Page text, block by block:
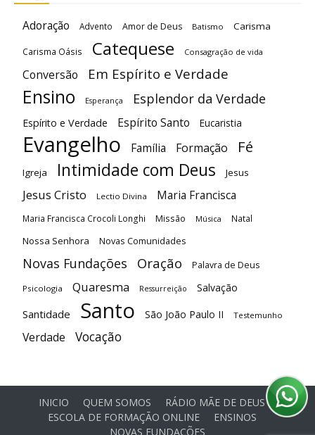
Adoração Advento Amor de Deus Batismo Carisma
Carisma Oásis Catequese Consagração de vida
Conversão Em Espírito e Verdade
Ensino Esperança Esplendor da Verdade
Espírito e Verdade Espírito Santo Eucaristia
Evangelho Família Formação Fé
Igreja Intimidade com Deus Jesus
Jesus Cristo Lectio Divina Maria Francisca
Maria Francisca Crocoli Longhi Missão Música Natal
Nossa Senhora Novas Comunidades
Novas Fundações Oração Palavra de Deus
Psicologia Quaresma Ressurreição Salvação
Santidade Santo São João Paulo II Testemunho
Verdade Vocação
INICIO QUEM SOMOS
RÁDIO MÃE DE DEUS
ESCOLA DE FORMAÇÃO ONLINE
ENSINOS
NOVAS FUNDAÇÕES